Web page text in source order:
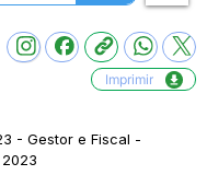
Imprimir
- Gestor e Fiscal -
2023